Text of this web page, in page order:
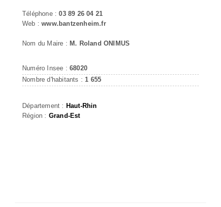
Téléphone :03 89 26 04 21
Web :www.bantzenheim.fr
Nom du Maire : M. Roland ONIMUS
Numéro Insee : 68020
Nombre d'habitants : 1 655
Département : Haut-Rhin
Région : Grand-Est